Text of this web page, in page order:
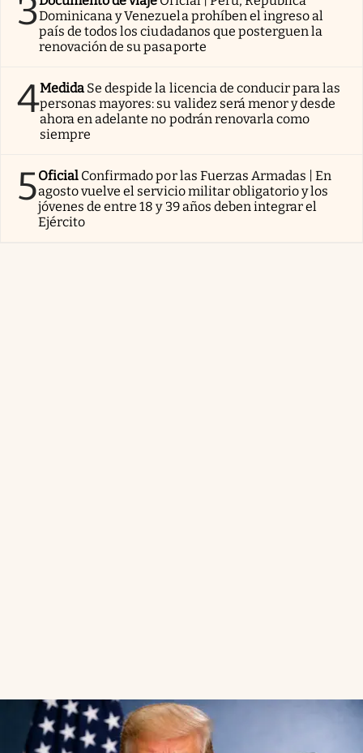
3Dominicana y Venezuela prohíben el ingreso al
país de todos los ciudadanos que posterguen la
renovación de su pasaporte
4Medida Se despide la licencia de conducir para las
personas mayores: su validez será menor y desde
ahora en adelante no podrán renovarla como
siempre
5Oficial Confirmado por las Fuerzas Armadas | En
agosto vuelve el servicio militar obligatorio y los
jóvenes de entre 18 y 39 años deben integrar el
Ejército